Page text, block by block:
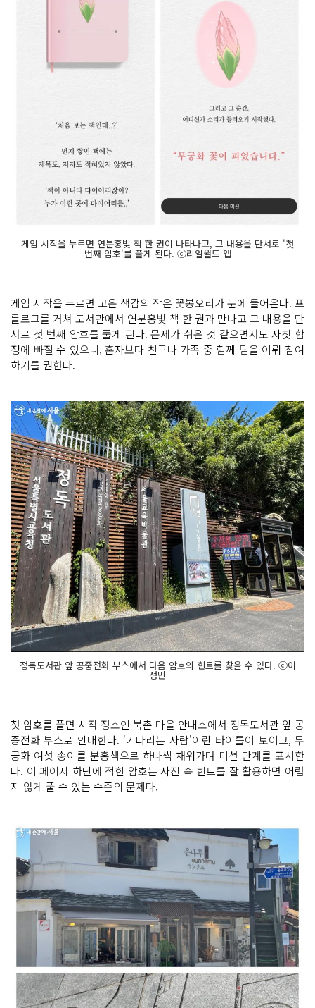
게임 시작을 누르면 연분홍빛 책 한 권이 나타나고, 그 내용을 단서로 '첫
번째 암호'를 풀게 된다. ⓒ리얼월드 앱
게임 시작을 누르면 고운 색감의 작은 꽃봉오리가 눈에 들어온다. 프
롤로그를 거쳐 도서관에서 연분홍빛 책 한 권과 만나고 그 내용을 단
서로 첫 번째 암호를 풀게 된다. 문제가 쉬운 것 같으면서도 자칫 함
정에 빠질 수 있으니, 혼자보다 친구나 가족 중 함께 팀을 이뤄 참여
하기를 권한다.
정독도서관 앞 공중전화 부스에서 다음 암호의 힌트를 찾을 수 있다. ⓒ이
정민
첫 암호를 풀면 시작 장소인 북촌 마을 안내소에서 정독도서관 앞 공
중전화 부스로 안내한다. '기다리는 사람'이란 타이틀이 보이고, 무
궁화 여섯 송이를 분홍색으로 하나씩 채워가며 미션 단계를 표시한
다. 이 페이지 하단에 적힌 암호는 사진 속 힌트를 잘 활용하면 어렵
지 않게 풀 수 있는 수준의 문제다.